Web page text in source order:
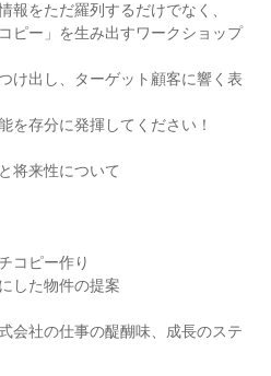
報をただ羅列するだけでなく、
ピー」を生み出すワークショップ
け出し、ターゲット顧客に響く表
を存分に発揮してください！
将来性について
コピー作り
した物件の提案
会社の仕事の醍醐味、成長のステ